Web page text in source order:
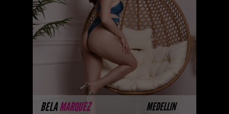
BELAMARQUEZ MEDELLIN
Próximamente.... Algunas de
nuestras modelos aún no tienen
imágenes disponibles en la web
porque están completando su
sesión ...
MÁS INFORMACIÓN